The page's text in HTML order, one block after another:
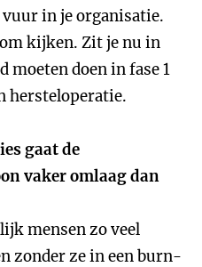
in je organisatie.
kijken. Zit je nu in
moeten doen in fase 1
hersteloperatie.
gaat de
vaker omlaag dan
mensen zo veel
zonder ze in een burn-